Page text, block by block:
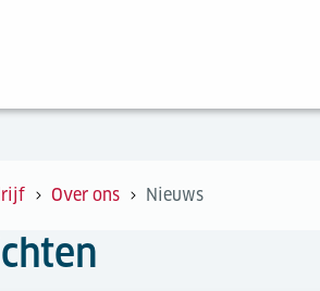
Over ons Nieuws